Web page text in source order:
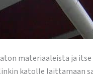
materiaaleista ja
katolle laittamaan